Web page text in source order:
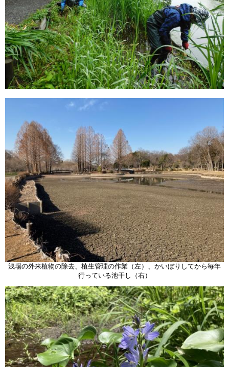
浅場の外来植物の除去、植生管理の作業（左）、かいぼりしてから毎年
行っている池干し（右）